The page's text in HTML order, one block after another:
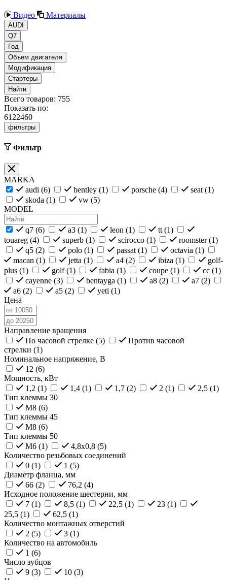
Видео Материалы
AUDI
Q7
Год
Объем двигателя
Модификация
Стартеры
Найти
Всего товаров: 755
Показать по:
6122460
фильтры
Фильтр
MARKA
audi (6) bentley (1) porsche (4) seat (1)
skoda (1) vw (5)
MODEL
q7 (6) a3 (1) leon (1) tt (1)
touareg (4) superb (1) scirocco (1) roomster (1)
q5 (2) polo (1) passat (1) octavia (1)
macan (1) jetta (1) a4 (2) ibiza (1)
golf-
plus (1) golf (1) fabia (1) coupe (1) cc (1)
cayenne (3) bentayga (1) a8 (2) a7 (2)
a6 (2) a5 (2) yeti (1)
Цена
Направление вращения
По часовой стрелке (5)
Против часовой
стрелки (1)
Номинальное напряжение, В
12 (6)
Мощность, кВт
1,2 (1) 1,4 (1) 1,7 (2) 2 (1) 2,5 (1)
Тип клеммы 30
M8 (6)
Тип клеммы 45
M8 (6)
Тип клеммы 50
M6 (1) 4,8x0,8 (5)
Количество резьбовых соединений
0 (1) 1 (5)
Диаметр фланца, мм
66 (2) 76,2 (4)
Исходное положение шестерни, мм
7 (1) 8,5 (1) 22,5 (1) 23 (1)
25,5 (1) 62,5 (1)
Количество монтажных отверстий
2 (5) 3 (1)
Количество на автомобиль
1 (6)
Число зубцов
9 (3) 10 (3)